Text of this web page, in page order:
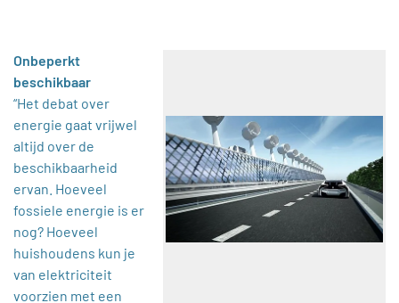
Onbeperkt
beschikbaar
“Het debat over
energie gaat vrijwel
altijd over de
beschikbaarheid
ervan. Hoeveel
fossiele energie is er
nog? Hoeveel
huishoudens kun je
van elektriciteit
voorzien met een